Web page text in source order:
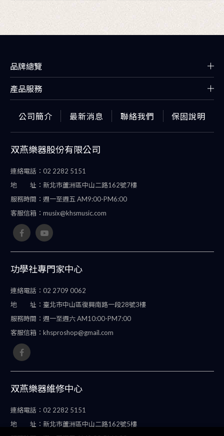
品牌總覽
產品服務
公司簡介 最新消息 聯絡我們 保固說明
双燕樂器股份有限公司
連絡電話： 02 2282 5151
地 址： 新北市蘆洲區中山二路162號7樓
服務時間： 週一至週五 AM9:00-PM6:00
客服信箱： musix@khsmusic.com
功學社專門家中心
連絡電話： 02 2709 0062
地 址： 臺北市中山區復興南路一段28號3樓
服務時間： 週一至週六 AM10:00-PM7:00
客服信箱： khsproshop@gmail.com
双燕樂器維修中心
連絡電話： 02 2282 5151
地 址： 新北市蘆洲區中山二路162號5樓